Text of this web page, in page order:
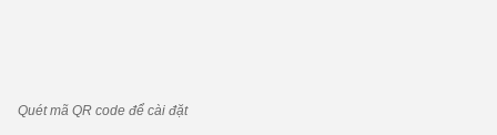
Quét mã QR code để cài đặt